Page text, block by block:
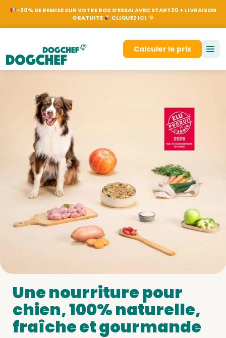
-20% DE REMISE SUR VOTRE BOX D’ESSAI AVEC START20 + LIVRAISON
GRATUITE
CLIQUEZ ICI
Calculer le prix
Se connecter
Une nourriture pour
chien, 100% naturelle,
fraîche et gourmande